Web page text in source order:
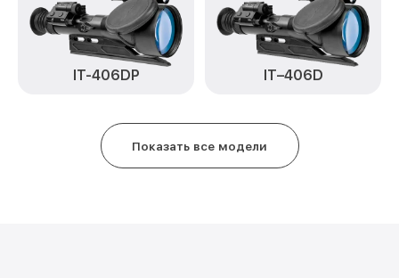
Замена матрицы IT-204H Infratech от 1100₽
Замена дисплея (экрана) IT-204H
Infratech
от 750₽
Ремонт Wi-Fi IT-204H Infratech
IT-406DP IT–406D
Показать все модели